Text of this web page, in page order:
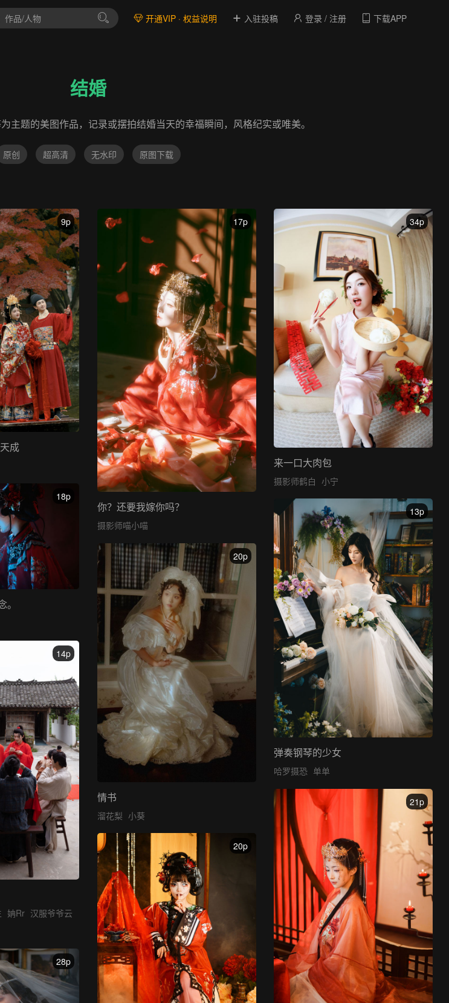
开通VIP · 权益说明 入驻投稿 登录 / 注册 下载APP
结婚
主题的美图作品，记录或摆拍结婚当天的幸福瞬间，风格纪实或唯美。
原创 超高清 无水印 原图下载
9p
成
17p
你？还要我嫁你吗？
摄影师喵小喵
34p
来一口大肉包
摄影师鹤白 小宁
18p
13p
弹奏钢琴的少女
哈罗摄恐 单单
20p
情书
溜花梨 小葵
14p
姌Rr 汉服爷爷云
21p
20p
28p